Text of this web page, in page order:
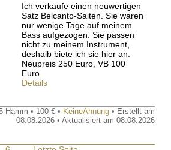
Ich verkaufe einen neuwertigen
Satz Belcanto-Saiten. Sie waren
nur wenige Tage auf meinem
Bass aufgezogen. Sie passen
nicht zu meinem Instrument,
deshalb biete ich sie hier an.
Neupreis 250 Euro, VB 100
Euro.
Details
Hamm • 100 € • KeineAhnung • Erstellt am
08.08.2026 • Aktualisiert am 08.08.2026